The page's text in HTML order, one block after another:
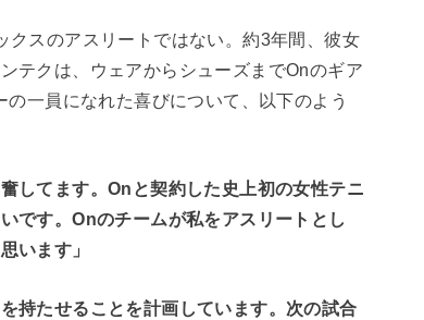
スのアスリートではない。約3年間、彼女
テクは、ウェアからシューズまでOnのギア
一員になれた喜びについて、以下のよう
してます。Onと契約した史上初の女性テニ
です。Onのチームが私をアスリートとし
います」
持たせることを計画しています。次の試合